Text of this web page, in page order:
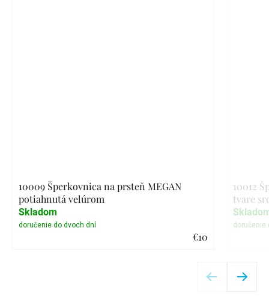
10009 Šperkovnica na prsteň MEGAN
potiahnutá velúrom
€10
Skladom
10012
tvare